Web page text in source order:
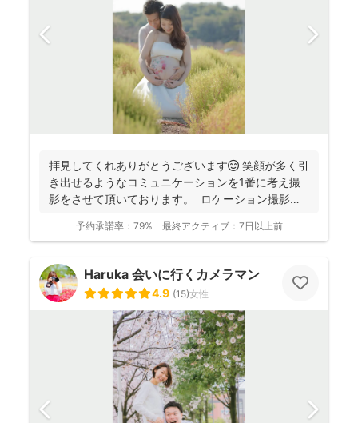
拝見してくれありがとうございます😊 笑顔が多く引
き出せるようなコミュニケーションを1番に考え撮
影をさせて頂いております。 ロケーション撮影も
予約承諾率： 79% 最終アクティブ： 7日以上前
Haruka 会いに行くカメラマン
4.9 (15)女性